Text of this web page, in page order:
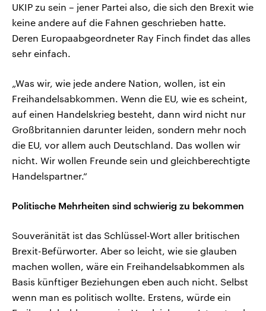
UKIP zu sein – jener Partei also, die sich den Brexit wie
keine andere auf die Fahnen geschrieben hatte.
Deren Europaabgeordneter Ray Finch findet das alles
sehr einfach.
„Was wir, wie jede andere Nation, wollen, ist ein
Freihandelsabkommen. Wenn die EU, wie es scheint,
auf einen Handelskrieg besteht, dann wird nicht nur
Großbritannien darunter leiden, sondern mehr noch
die EU, vor allem auch Deutschland. Das wollen wir
nicht. Wir wollen Freunde sein und gleichberechtigte
Handelspartner.“
Politische Mehrheiten sind schwierig zu bekommen
Souveränität ist das Schlüssel-Wort aller britischen
Brexit-Befürworter. Aber so leicht, wie sie glauben
machen wollen, wäre ein Freihandelsabkommen als
Basis künftiger Beziehungen eben auch nicht. Selbst
wenn man es politisch wollte. Erstens, würde ein